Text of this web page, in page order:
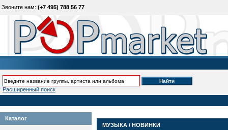
Звоните нам: (+7 495) 788 56 77
Расширенный поиск
Каталог
МУЗЫКА / НОВИНКИ